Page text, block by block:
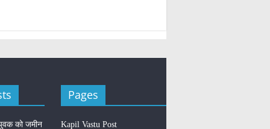
युवक को जमीन
Pages
Kapil Vastu Post